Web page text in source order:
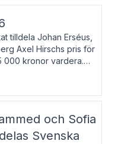
tilldela Johan Erséus,
Axel Hirschs pris för
000 kronor vardera.
och
och Sofia
Svenska